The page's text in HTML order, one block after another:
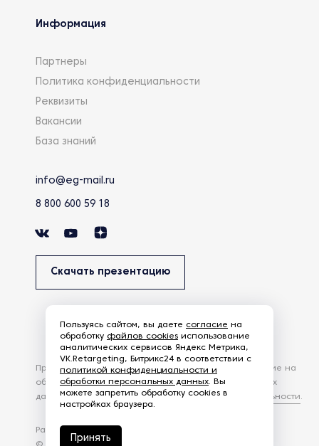
Информация
Партнеры
Политика конфиденциальности
Реквизиты
Вакансии
База знаний
info@eg-mail.ru
8 800 600 59 18
Скачать презентацию
Разработка сайта —
Продолжая использовать наш сайт, вы даете согласие на
обработку файлов Cookies и других пользовательских
данных, в соответствии сПолитикой конфиденциальности.
Пользуясь сайтом, вы даете согласие на
обработку файлов cookies использование
аналитических сервисов Яндекс Метрика,
VK.Retargeting, Битрикс24 в соответствии с
политикой конфиденциальности и
обработки персональных данных. Вы
можете запретить обработку cookies в
настройках браузера.
Принять